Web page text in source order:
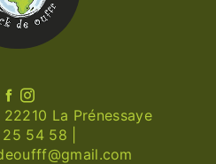
La Prénessaye
25 54 58